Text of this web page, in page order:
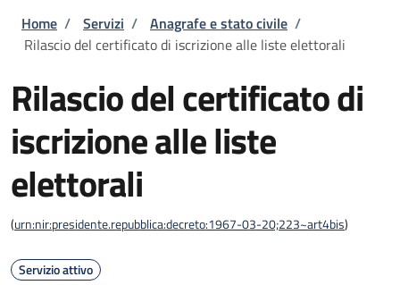
Briciole di pane
Home / Servizi / Anagrafe e stato civile /
Rilascio del certificato di iscrizione alle liste elettorali
Rilascio del certificato di
iscrizione alle liste
elettorali
(urn:nir:presidente.repubblica:decreto:1967-03-20;223~art4bis)
Servizio attivo